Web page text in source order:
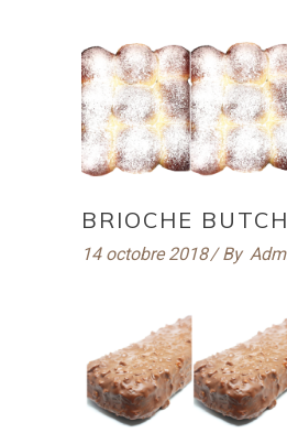
BRIOCHE
14 octobre 2018 By